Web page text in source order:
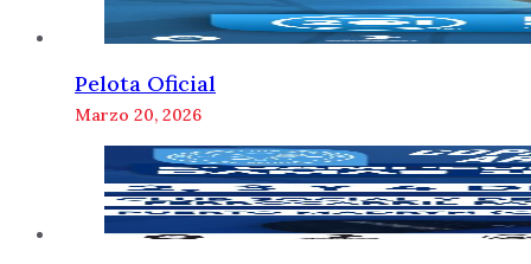
Pelota Oficial
Marzo 20, 2026